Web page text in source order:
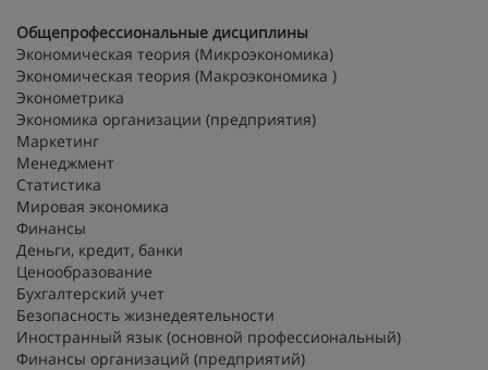
Общепрофессиональные дисциплины
Экономическая теория (Микроэкономика)
Экономическая теория (Макроэкономика )
Эконометрика
Экономика организации (предприятия)
Маркетинг
Менеджмент
Статистика
Мировая экономика
Финансы
Деньги, кредит, банки
Ценообразование
Бухгалтерский учет
Безопасность жизнедеятельности
Иностранный язык (основной профессиональный)
Финансы организаций (предприятий)